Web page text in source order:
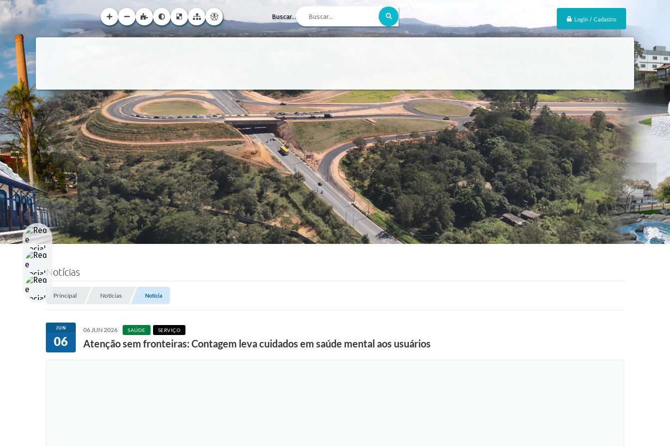
Login / Cadastro
Buscar...
Notícias
Principal Notícias Notícia
JUN
06
06 JUN 2026 SAÚDE SERVIÇO
Atenção sem fronteiras: Contagem leva cuidados em saúde mental aos usuários
o
t